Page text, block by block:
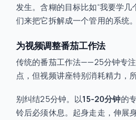
发生。含糊的目标比如“我要学几
们来把它拆解成一个管用的系统。
为视频调整番茄工作法
传统的番茄工作法——25分钟专
点，但视频讲座特别消耗精力，
别纠结25分钟。以15-20分钟的
铃后必须休息。起身走走，伸展